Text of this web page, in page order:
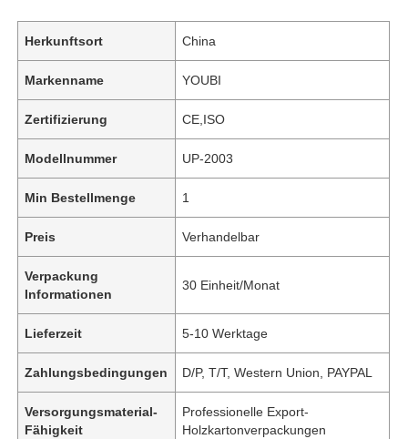
Herkunftsort China
Markenname YOUBI
Zertifizierung CE,ISO
Modellnummer UP-2003
Min Bestellmenge 1
Preis Verhandelbar
Verpackung
Informationen
30 Einheit/Monat
Lieferzeit 5-10 Werktage
Zahlungsbedingungen D/P, T/T, Western Union, PAYPAL
Versorgungsmaterial-
Fähigkeit
Professionelle Export-
Holzkartonverpackungen